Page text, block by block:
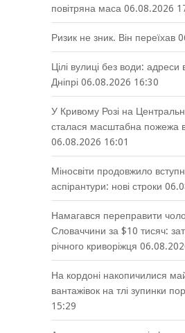
повітряна маса 06.08.2026
Ризик не зник. Він переїхав
Цілі вулиці без води: адреси
Дніпрі 06.08.2026 16:30
У Кривому Розі на
сталася масштабна пожежа
06.08.2026 16:01
Міносвіти продовжило
аспірантури: нові строки
Намагався переправити
Словаччини за $10 тисяч:
річного криворіжця
На кордоні накопичилися
вантажівок на тлі зупинки
15:29